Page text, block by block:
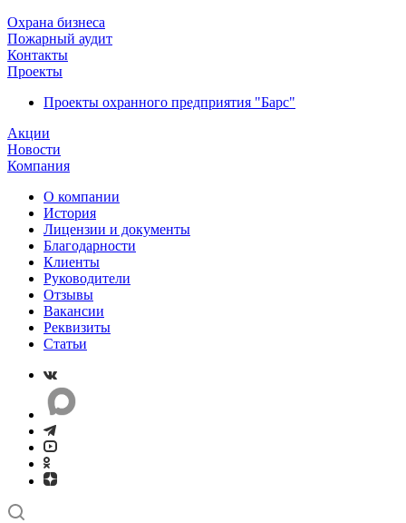
Охрана бизнеса
Пожарный аудит
Контакты
Проекты
Проекты охранного предприятия "Барс"
Акции
Новости
Компания
О компании
История
Лицензии и документы
Благодарности
Клиенты
Руководители
Отзывы
Вакансии
Реквизиты
Статьи